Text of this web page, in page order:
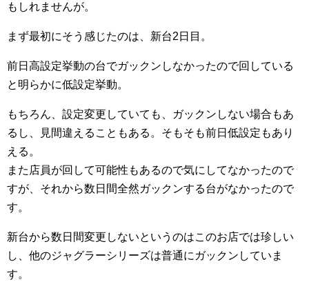
もしれませんが。
まず最初にそう感じたのは、新台2日目。
前日高設定挙動の台でガックンしなかったので回している
と明らかに低設定挙動。
もちろん、設定変更していても、ガックンしない場合もあ
るし、見間違えることもある。そもそも前日低設定もあり
える。
また店員が回して可能性もあるので気にしてなかったので
すが、それから数日間全然ガックンする台がなかったので
す。
新台から数日間変更しないというのはこのお店では珍しい
し、他のジャグラーシリーズは普通にガックンしていま
す。